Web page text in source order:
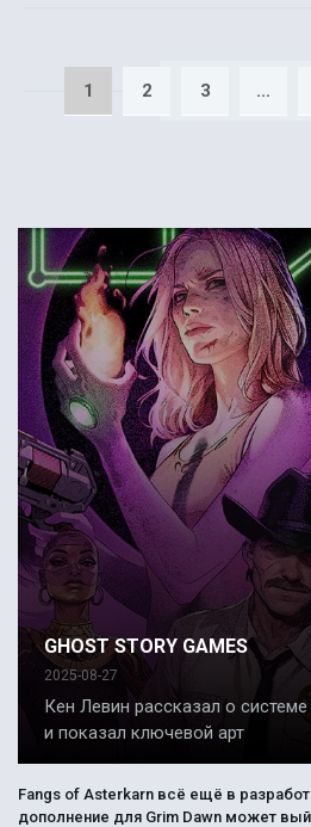
1 2 3 ...
GHOST STORY GAMES
2025-08-27
Кен Левин рассказал о
и показал ключевой арт
Fangs of Asterkarn всё ещё в
дополнение для Grim Dawn может